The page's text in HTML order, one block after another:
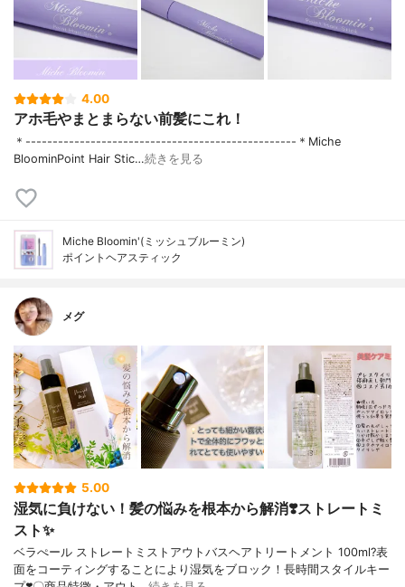
4.00
アホ毛やまとまらない前髪にこれ！
＊--------------------------------------------------＊Miche
BloominPoint Hair Stic…続きを見る
Miche Bloomin'(ミッシュブルーミン)
ポイントヘアスティック
メグ
5.00
湿気に負けない！髪の悩みを根本から解消❣️ストレートミ
スト✨
ベラぺール ストレートミストアウトバスヘアトリートメント 100ml?表
面をコーティングすることにより湿気をブロック！長時間スタイルキー